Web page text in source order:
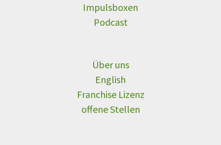
Impulsboxen
Podcast
Über uns
English
Franchise Lizenz
offene Stellen